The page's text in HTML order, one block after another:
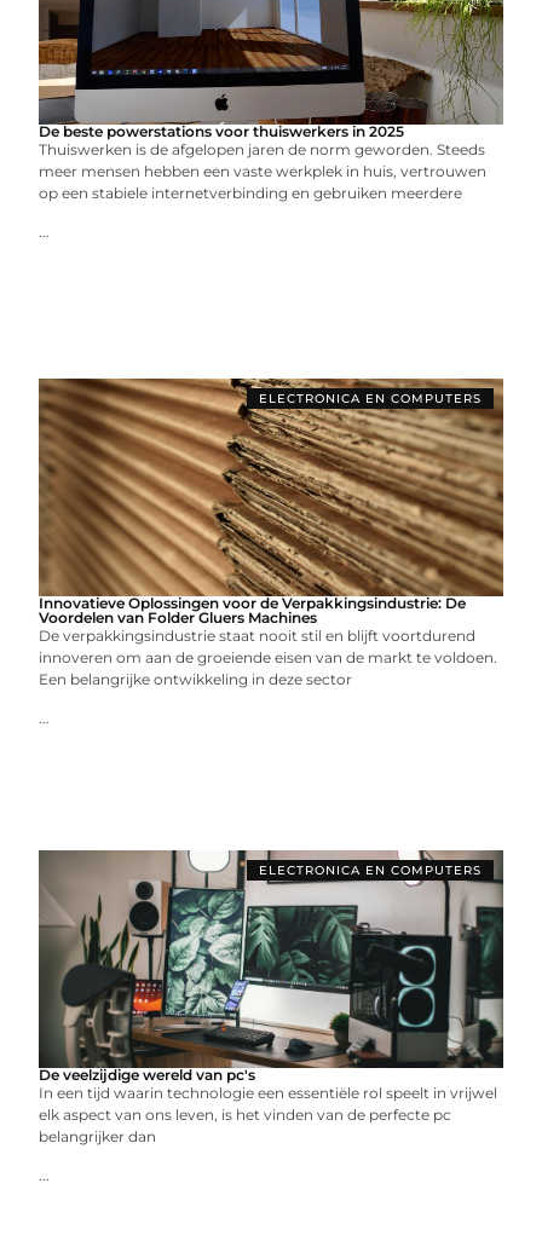
De beste powerstations voor thuiswerkers in 2025
Thuiswerken is de afgelopen jaren de norm geworden. Steeds
meer mensen hebben een vaste werkplek in huis, vertrouwen
op een stabiele internetverbinding en gebruiken meerdere
...
ELECTRONICA EN COMPUTERS
Innovatieve Oplossingen voor de Verpakkingsindustrie: De
Voordelen van Folder Gluers Machines
De verpakkingsindustrie staat nooit stil en blijft voortdurend
innoveren om aan de groeiende eisen van de markt te voldoen.
Een belangrijke ontwikkeling in deze sector
...
ELECTRONICA EN COMPUTERS
De veelzijdige wereld van pc's
In een tijd waarin technologie een essentiële rol speelt in vrijwel
elk aspect van ons leven, is het vinden van de perfecte pc
belangrijker dan
...